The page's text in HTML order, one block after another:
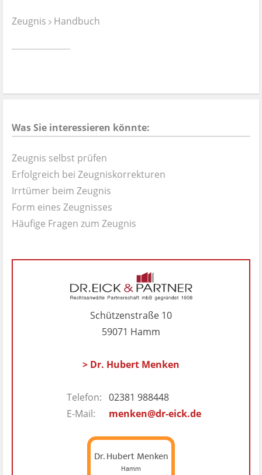
Zeugnis
Ist es wirklich gut?
News
Impressum
Datenschutz
Zeugnis Handbuch
Was Sie interessieren könnte:
Zeugnis selbst prüfen
Erfolgreich bei Zeugniskorrekturen
Irrtümer beim Zeugnis
Form eines Zeugnisses
Häufige Fragen zum Zeugnis
Schützenstraße 10
59071 Hamm
> Dr. Hubert Menken
Telefon: 02381 988448
E-Mail:
menken@dr-eick.de
Dr. Hubert Menken
Hamm